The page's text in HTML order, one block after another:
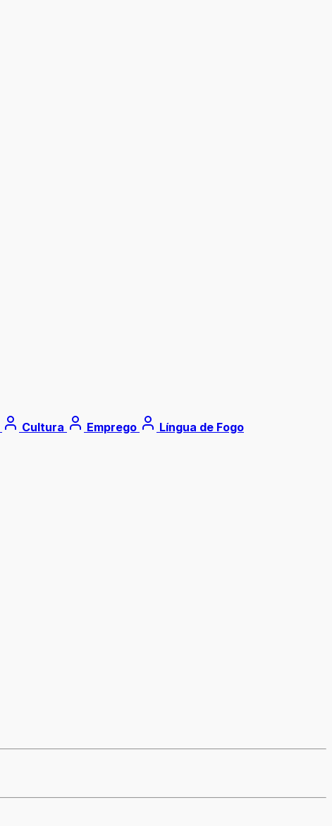
Cultura Emprego Língua de Fogo